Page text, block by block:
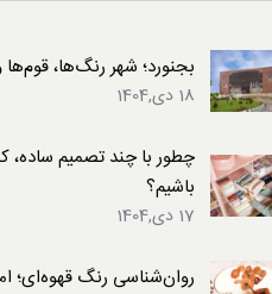
بجنورد؛ شهر رنگ‌ها،
18 دی,1404
چطور با چند تصمیم ساده،
باشیم؟
17 دی,1404
روان‌شناسی رنگ قهوه‌ای؛